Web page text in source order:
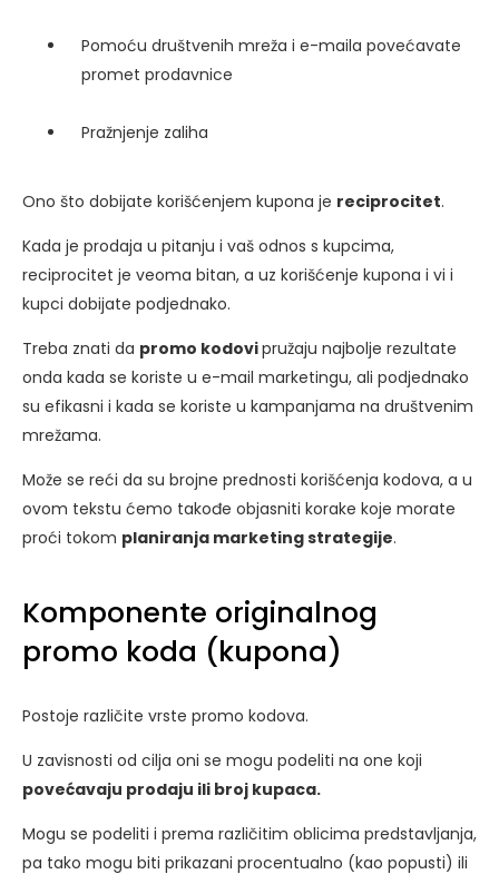
Pomoću društvenih mreža i e-maila povećavate
promet prodavnice
Pražnjenje zaliha
Ono što dobijate korišćenjem kupona je reciprocitet.
Kada je prodaja u pitanju i vaš odnos s kupcima,
reciprocitet je veoma bitan, a uz korišćenje kupona i vi i
kupci dobijate podjednako.
Treba znati da promo kodovipružaju najbolje rezultate
onda kada se koriste u e-mail marketingu, ali podjednako
su efikasni i kada se koriste u kampanjama na društvenim
mrežama.
Može se reći da su brojne prednosti korišćenja kodova, a u
ovom tekstu ćemo takođe objasniti korake koje morate
proći tokom planiranja marketing strategije.
Komponente originalnog
promo koda (kupona)
Postoje različite vrste promo kodova.
U zavisnosti od cilja oni se mogu podeliti na one koji
povećavaju prodaju ili broj kupaca.
Mogu se podeliti i prema različitim oblicima predstavljanja,
pa tako mogu biti prikazani procentualno (kao popusti) ili